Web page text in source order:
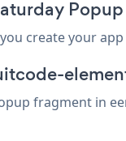
create your app
fragment in